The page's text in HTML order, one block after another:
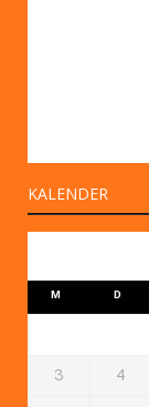
KALENDER
M D
3 4